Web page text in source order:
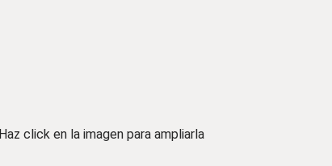
Haz click en la imagen para ampliarla